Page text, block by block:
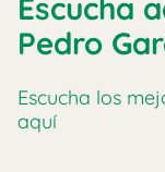
Escucha
Pedro
Escucha los
aquí